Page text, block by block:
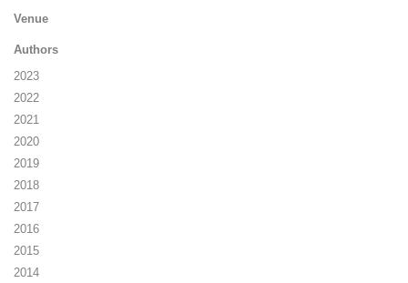
Venue
Authors
2023
2022
2021
2020
2019
2018
2017
2016
2015
2014